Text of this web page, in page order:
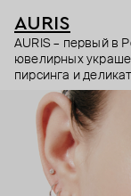
AURIS
AURIS – первый в
ювелирных
пирсинга и
украшения
как
безопасность и
стилисты
украшения легко
Украшения AURIS